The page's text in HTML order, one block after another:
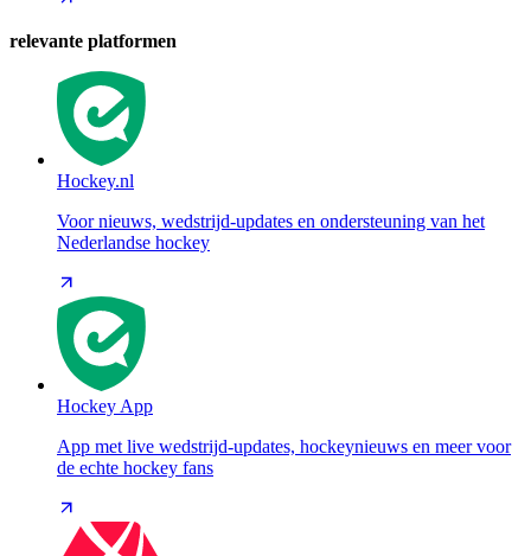
relevante platformen
Hockey.nl
Voor nieuws, wedstrijd-updates en ondersteuning van het
Nederlandse hockey
Hockey App
App met live wedstrijd-updates, hockeynieuws en meer voor
de echte hockey fans